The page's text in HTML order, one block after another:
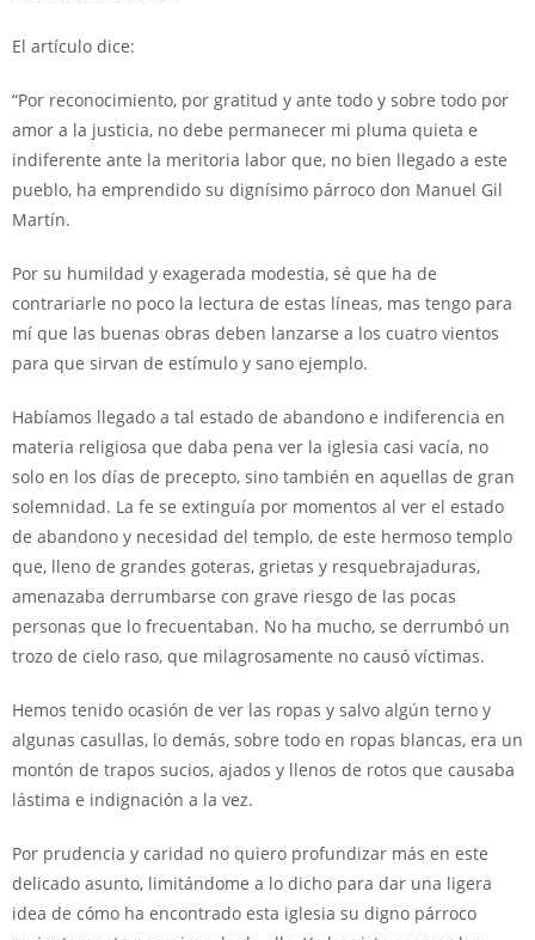
El artículo dice:
“Por reconocimiento, por gratitud y ante todo y sobre todo por
amor a la justicia, no debe permanecer mi pluma quieta e
indiferente ante la meritoria labor que, no bien llegado a este
pueblo, ha emprendido su dignísimo párroco don Manuel Gil
Martín.
Por su humildad y exagerada modestia, sé que ha de
contrariarle no poco la lectura de estas líneas, mas tengo para
mí que las buenas obras deben lanzarse a los cuatro vientos
para que sirvan de estímulo y sano ejemplo.
Habíamos llegado a tal estado de abandono e indiferencia en
materia religiosa que daba pena ver la iglesia casi vacía, no
solo en los días de precepto, sino también en aquellas de gran
solemnidad. La fe se extinguía por momentos al ver el estado
de abandono y necesidad del templo, de este hermoso templo
que, lleno de grandes goteras, grietas y resquebrajaduras,
amenazaba derrumbarse con grave riesgo de las pocas
personas que lo frecuentaban. No ha mucho, se derrumbó un
trozo de cielo raso, que milagrosamente no causó víctimas.
Hemos tenido ocasión de ver las ropas y salvo algún terno y
algunas casullas, lo demás, sobre todo en ropas blancas, era un
montón de trapos sucios, ajados y llenos de rotos que causaba
lástima e indignación a la vez.
Por prudencia y caridad no quiero profundizar más en este
delicado asunto, limitándome a lo dicho para dar una ligera
idea de cómo ha encontrado esta iglesia su digno párroco